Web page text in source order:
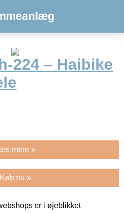
224 – Haibike
mere »
Køb nu »
er i øjeblikket